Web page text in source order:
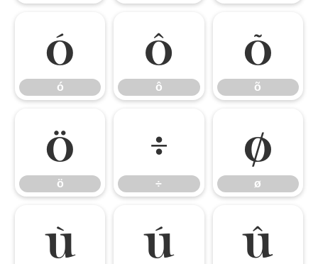
ó
ó
ô
ô
õ
õ
ö
ö
÷
÷
ø
ø
ù ú û